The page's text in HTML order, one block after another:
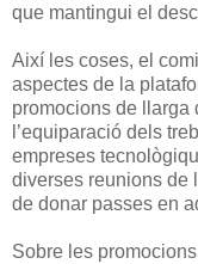
que mantingui el
Així les coses, el
aspectes de la
promocions de llarga
l’equiparació dels
empreses
diverses reunions de
de donar passes en
Sobre les